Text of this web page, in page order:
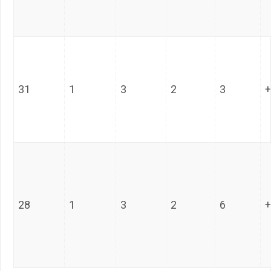
31 1 3 2 3
28 1 3 2 6